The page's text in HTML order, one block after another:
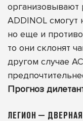
ADDINOL смогут
но еще и
то они склонят
другом случае
Прогноз
ЛЕГИОН — ДВЕРНАЯ